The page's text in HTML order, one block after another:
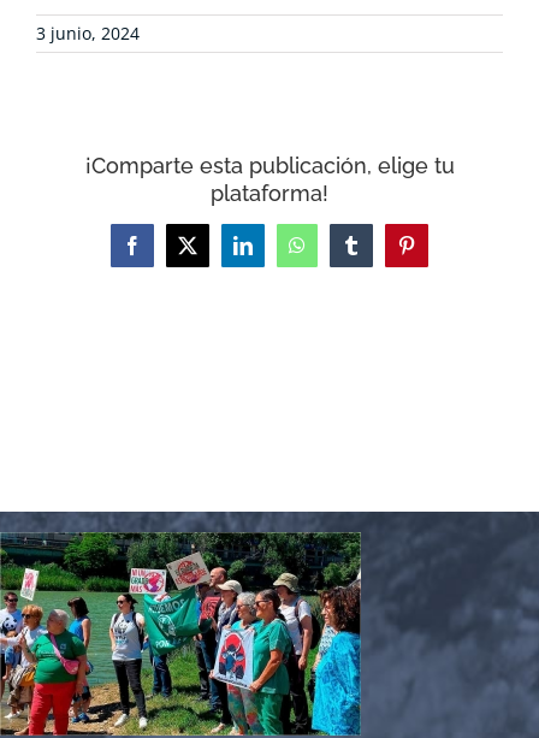
CARRITO
3 junio, 2024
¡Comparte esta publicación, elige tu
plataforma!
Facebook
X LinkedInWhatsAppTumblrPinterest